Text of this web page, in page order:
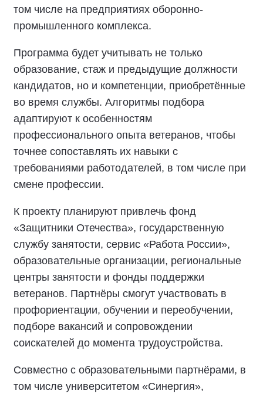
том числе на предприятиях оборонно-
промышленного комплекса.
Программа будет учитывать не только
образование, стаж и предыдущие должности
кандидатов, но и компетенции, приобретённые
во время службы. Алгоритмы подбора
адаптируют к особенностям
профессионального опыта ветеранов, чтобы
точнее сопоставлять их навыки с
требованиями работодателей, в том числе при
смене профессии.
К проекту планируют привлечь фонд
«Защитники Отечества», государственную
службу занятости, сервис «Работа России»,
образовательные организации, региональные
центры занятости и фонды поддержки
ветеранов. Партнёры смогут участвовать в
профориентации, обучении и переобучении,
подборе вакансий и сопровождении
соискателей до момента трудоустройства.
Совместно с образовательными партнёрами, в
том числе университетом «Синергия»,